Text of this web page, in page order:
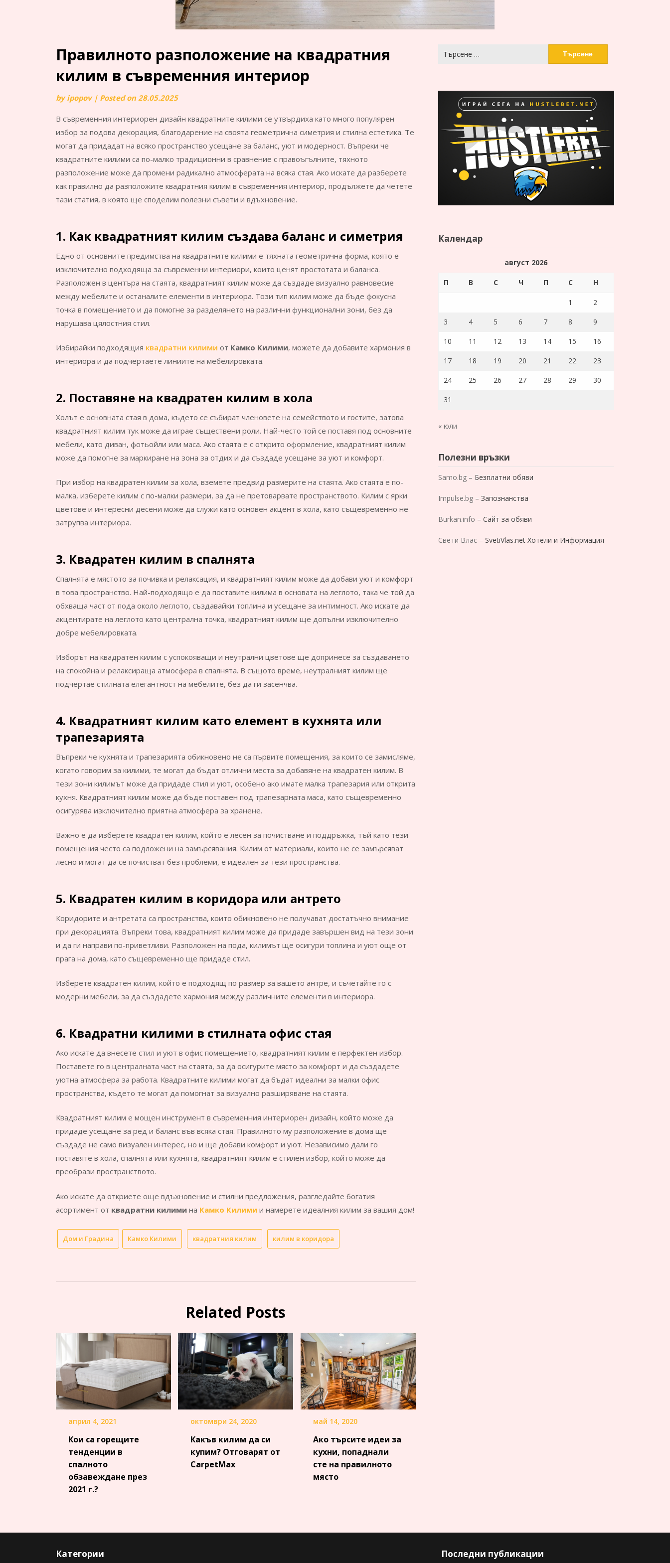
Правилното разположение на квадратния
килим в съвременния интериор
byipopov | Posted on28.05.2025
В съвременния интериорен дизайн квадратните килими се утвърдиха като много популярен
избор за подова декорация, благодарение на своята геометрична симетрия и стилна естетика. Те
могат да придадат на всяко пространство усещане за баланс, уют и модерност. Въпреки че
квадратните килими са по-малко традиционни в сравнение с правоъгълните, тяхното
разположение може да промени радикално атмосферата на всяка стая. Ако искате да разберете
как правилно да разположите квадратния килим в съвременния интериор, продължете да четете
тази статия, в която ще споделим полезни съвети и вдъхновение.
1. Как квадратният килим създава баланс и симетрия
Едно от основните предимства на квадратните килими е тяхната геометрична форма, която е
изключително подходяща за съвременни интериори, които ценят простотата и баланса.
Разположен в центъра на стаята, квадратният килим може да създаде визуално равновесие
между мебелите и останалите елементи в интериора. Този тип килим може да бъде фокусна
точка в помещението и да помогне за разделянето на различни функционални зони, без да
нарушава цялостния стил.
Избирайки подходящия квадратни килими от Камко Килими, можете да добавите хармония в
интериора и да подчертаете линиите на мебелировката.
2. Поставяне на квадратен килим в хола
Холът е основната стая в дома, където се събират членовете на семейството и гостите, затова
квадратният килим тук може да играе съществени роли. Най-често той се поставя под основните
мебели, като диван, фотьойли или маса. Ако стаята е с открито оформление, квадратният килим
може да помогне за маркиране на зона за отдих и да създаде усещане за уют и комфорт.
При избор на квадратен килим за хола, вземете предвид размерите на стаята. Ако стаята е по-
малка, изберете килим с по-малки размери, за да не претоварвате пространството. Килим с ярки
цветове и интересни десени може да служи като основен акцент в хола, като същевременно не
затрупва интериора.
3. Квадратен килим в спалнята
Спалнята е мястото за почивка и релаксация, и квадратният килим може да добави уют и комфорт
в това пространство. Най-подходящо е да поставите килима в основата на леглото, така че той да
обхваща част от пода около леглото, създавайки топлина и усещане за интимност. Ако искате да
акцентирате на леглото като централна точка, квадратният килим ще допълни изключително
добре мебелировката.
Изборът на квадратен килим с успокояващи и неутрални цветове ще допринесе за създаването
на спокойна и релаксираща атмосфера в спалнята. В същото време, неутралният килим ще
подчертае стилната елегантност на мебелите, без да ги засенчва.
4. Квадратният килим като елемент в кухнята или
трапезарията
Въпреки че кухнята и трапезарията обикновено не са първите помещения, за които се замисляме,
когато говорим за килими, те могат да бъдат отлични места за добавяне на квадратен килим. В
тези зони килимът може да придаде стил и уют, особено ако имате малка трапезария или открита
кухня. Квадратният килим може да бъде поставен под трапезарната маса, като същевременно
осигурява изключително приятна атмосфера за хранене.
Важно е да изберете квадратен килим, който е лесен за почистване и поддръжка, тъй като тези
помещения често са подложени на замърсявания. Килим от материали, които не се замърсяват
лесно и могат да се почистват без проблеми, е идеален за тези пространства.
5. Квадратен килим в коридора или антрето
Коридорите и антретата са пространства, които обикновено не получават достатъчно внимание
при декорацията. Въпреки това, квадратният килим може да придаде завършен вид на тези зони
и да ги направи по-приветливи. Разположен на пода, килимът ще осигури топлина и уют още от
прага на дома, като същевременно ще придаде стил.
Изберете квадратен килим, който е подходящ по размер за вашето антре, и съчетайте го с
модерни мебели, за да създадете хармония между различните елементи в интериора.
6. Квадратни килими в стилната офис стая
Ако искате да внесете стил и уют в офис помещението, квадратният килим е перфектен избор.
Поставете го в централната част на стаята, за да осигурите място за комфорт и да създадете
уютна атмосфера за работа. Квадратните килими могат да бъдат идеални за малки офис
пространства, където те могат да помогнат за визуално разширяване на стаята.
Квадратният килим е мощен инструмент в съвременния интериорен дизайн, който може да
придаде усещане за ред и баланс във всяка стая. Правилното му разположение в дома ще
създаде не само визуален интерес, но и ще добави комфорт и уют. Независимо дали го
поставяте в хола, спалнята или кухнята, квадратният килим е стилен избор, който може да
преобрази пространството.
Ако искате да откриете още вдъхновение и стилни предложения, разгледайте богатия
асортимент от квадратни килими на Камко Килими и намерете идеалния килим за вашия дом!
Дом и Градина Камко Килими квадратния килим килим в коридора
Related Posts
април 4, 2021
Кои са горещите
тенденции в
спалното
обзавеждане през
2021 г.?
октомври 24, 2020
Какъв килим да си
купим? Отговарят от
CarpetMax
май 14, 2020
Ако търсите идеи за
кухни, попаднали
сте на правилното
място
за:
Календар
август 2026
П В С Ч П С Н
1 2
3 4 5 6 7 8 9
10 11 12 13 14 15 16
17 18 19 20 21 22 23
24 25 26 27 28 29 30
31
« юли
Полезни връзки
Samo.bg– Безплатни обяви
Impulse.bg– Запознанства
Burkan.info – Сайт за обяви
Свети Влас– SvetiVlas.net Хотели и Информация
Категории Последни публикации